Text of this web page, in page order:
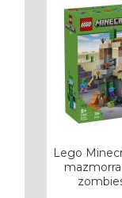
Lego